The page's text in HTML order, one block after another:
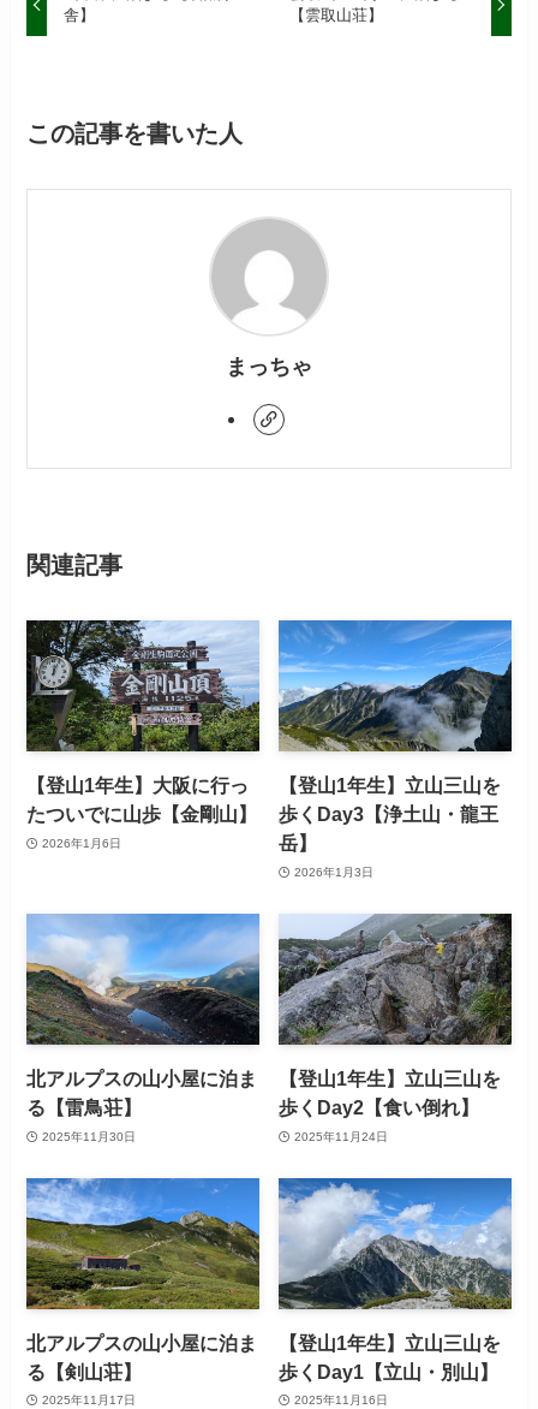
舎】
【雲取山荘】
この記事を書いた人
まっちゃ
関連記事
【登山1年生】大阪に行っ
たついでに山歩【金剛山】
2026年1月6日
【登山1年生】立山三山を
歩くDay3【浄土山・龍王
岳】
2026年1月3日
北アルプスの山小屋に泊ま
る【雷鳥荘】
2025年11月30日
【登山1年生】立山三山を
歩くDay2【食い倒れ】
2025年11月24日
北アルプスの山小屋に泊ま
る【剣山荘】
2025年11月17日
【登山1年生】立山三山を
歩くDay1【立山・別山】
2025年11月16日